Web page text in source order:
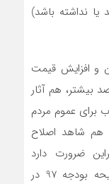
یا نداشته باشد)
و افزایش قیمت
بیشتر، هم آثار
برای عموم مردم
شاهد اصلاح
ضرورت دارد
نمایندگان در جریان بررسی تبصره 14 لایحه بودجه 97 در